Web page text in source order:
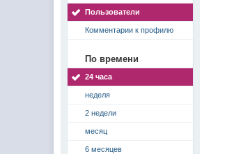
Пользователи
Комментарии к профилю
По времени
24 часа
неделя
2 недели
месяц
6 месяцев